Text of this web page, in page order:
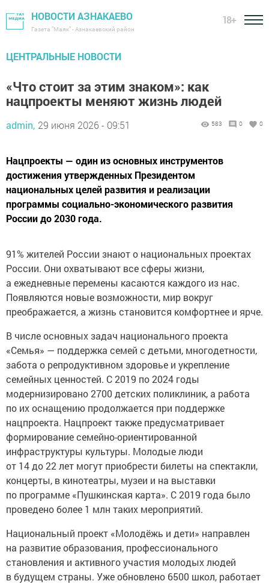
НОВОСТИ АЗНАКАЕВО
Газета "Маяк" - Азнакаевский район
18+
ЦЕНТРАЛЬНЫЕ НОВОСТИ
«Что стоит за этим знаком»: как
нацпроекты меняют жизнь людей
admin, 29 июня 2026 - 09:51 583 0 0
Нацпроекты — один из основных инструментов
достижения утвержденных Президентом
национальных целей развития и реализации
программы социально-экономического развития
России до 2030 года.
91% жителей России знают о национальных проектах
России. Они охватывают все сферы жизни,
а ежедневные перемены касаются каждого из нас.
Появляются новые возможности, мир вокруг
преображается, а жизнь становится комфортнее и ярче.
В числе основных задач национального проекта
«Семья» — поддержка семей с детьми, многодетности,
забота о репродуктивном здоровье и укрепление
семейных ценностей. С 2019 по 2024 годы
модернизировано 2700 детских поликлиник, а работа
по их оснащению продолжается при поддержке
нацпроекта. Нацпроект также предусматривает
формирование семейно-ориентированной
инфраструктуры культуры. Молодые люди
от 14 до 22 лет могут приобрести билеты на спектакли,
концерты, в кинотеатры, музеи и на выставки
по программе «Пушкинская карта». С 2019 года было
проведено более 1 млн таких мероприятий.
Национальный проект «Молодёжь и дети» направлен
на развитие образования, профессионального
становления и активного участия молодых людей
в будущем страны. Уже обновлено 6500 школ, работает